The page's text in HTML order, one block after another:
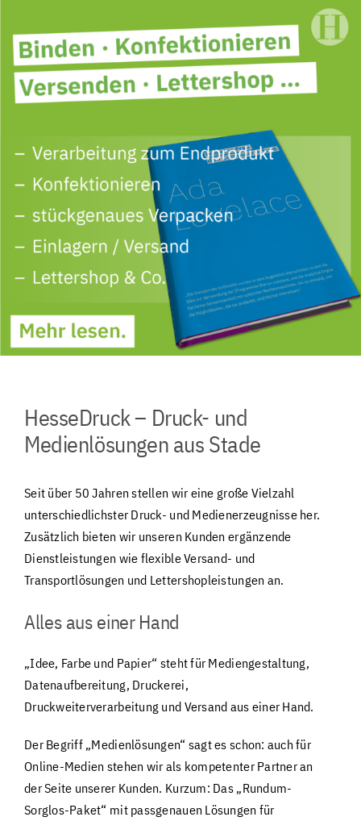
HesseDruck – Druck- und
Medienlösungen aus Stade
Seit über 50 Jahren stellen wir eine große Vielzahl
unterschiedlichster Druck- und Medienerzeugnisse her.
Zusätzlich bieten wir unseren Kunden ergänzende
Dienstleistungen wie flexible Versand- und
Transportlösungen und Lettershopleistungen an.
Alles aus einer Hand
„Idee, Farbe und Papier“ steht für Mediengestaltung,
Datenaufbereitung, Druckerei,
Druckweiterverarbeitung und Versand aus einer Hand.
Der Begriff „Medienlösungen“ sagt es schon: auch für
Online-Medien stehen wir als kompetenter Partner an
der Seite unserer Kunden. Kurzum: Das „Rundum-
Sorglos-Paket“ mit passgenauen Lösungen für